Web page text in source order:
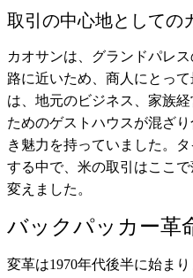
取引の中心地としての
カオサンは、グランドパレ
路に近いため、商人にとっ
は、地元のビジネス、家族
ためのゲストハウスが混ざ
き魅力を持っていました。
する中で、米の取引はここ
変えました。
バックパッカー革
変革は1970年代後半に始ま